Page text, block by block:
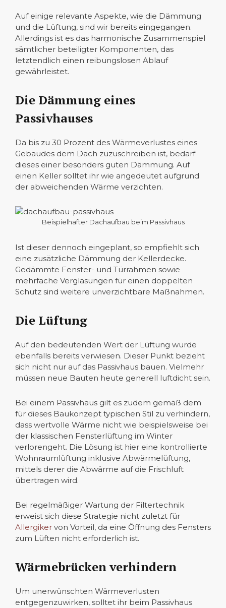
Auf einige relevante Aspekte, wie die Dämmung
und die Lüftung, sind wir bereits eingegangen.
Allerdings ist es das harmonische Zusammenspiel
sämtlicher beteiligter Komponenten, das
letztendlich einen reibungslosen Ablauf
gewährleistet.
Die Dämmung eines
Passivhauses
Da bis zu 30 Prozent des Wärmeverlustes eines
Gebäudes dem Dach zuzuschreiben ist, bedarf
dieses einer besonders guten Dämmung. Auf
einen Keller solltet ihr wie angedeutet aufgrund
der abweichenden Wärme verzichten.
Beispielhafter Dachaufbau beim Passivhaus
Ist dieser dennoch eingeplant, so empfiehlt sich
eine zusätzliche Dämmung der Kellerdecke.
Gedämmte Fenster- und Türrahmen sowie
mehrfache Verglasungen für einen doppelten
Schutz sind weitere unverzichtbare Maßnahmen.
Die Lüftung
Auf den bedeutenden Wert der Lüftung wurde
ebenfalls bereits verwiesen. Dieser Punkt bezieht
sich nicht nur auf das Passivhaus bauen. Vielmehr
müssen neue Bauten heute generell luftdicht sein.
Bei einem Passivhaus gilt es zudem gemäß dem
für dieses Baukonzept typischen Stil zu verhindern,
dass wertvolle Wärme nicht wie beispielsweise bei
der klassischen Fensterlüftung im Winter
verlorengeht. Die Lösung ist hier eine kontrollierte
Wohnraumlüftung inklusive Abwärmelüftung,
mittels derer die Abwärme auf die Frischluft
übertragen wird.
Bei regelmäßiger Wartung der Filtertechnik
erweist sich diese Strategie nicht zuletzt für
Allergiker von Vorteil, da eine Öffnung des Fensters
zum Lüften nicht erforderlich ist.
Wärmebrücken verhindern
Um unerwünschten Wärmeverlusten
entgegenzuwirken, solltet ihr beim Passivhaus